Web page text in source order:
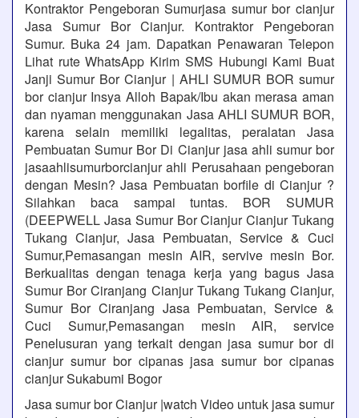
Kontraktor Pengeboran Sumurjasa sumur bor cianjur
Jasa Sumur Bor Cianjur. Kontraktor Pengeboran
Sumur. Buka 24 jam. Dapatkan Penawaran Telepon
Lihat rute WhatsApp Kirim SMS Hubungi Kami Buat
Janji Sumur Bor Cianjur | AHLI SUMUR BOR sumur
bor cianjur Insya Alloh Bapak/Ibu akan merasa aman
dan nyaman menggunakan Jasa AHLI SUMUR BOR,
karena selain memiliki legalitas, peralatan Jasa
Pembuatan Sumur Bor Di Cianjur jasa ahli sumur bor
jasaahlisumurborcianjur ahli Perusahaan pengeboran
dengan Mesin? Jasa Pembuatan borfile di Cianjur ?
Silahkan baca sampai tuntas. BOR SUMUR
(DEEPWELL Jasa Sumur Bor Cianjur Cianjur Tukang
Tukang Cianjur, Jasa Pembuatan, Service & Cuci
Sumur,Pemasangan mesin AIR, servive mesin Bor.
Berkualitas dengan tenaga kerja yang bagus Jasa
Sumur Bor Ciranjang Cianjur Tukang Tukang Cianjur,
Sumur Bor Ciranjang Jasa Pembuatan, Service &
Cuci Sumur,Pemasangan mesin AIR, service
Penelusuran yang terkait dengan jasa sumur bor di
cianjur sumur bor cipanas jasa sumur bor cipanas
cianjur Sukabumi Bogor
Jasa sumur bor Cianjur |watch Video untuk jasa sumur